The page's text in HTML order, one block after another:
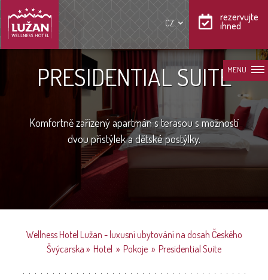
CZ
rezervujte
ihned
MENU
PRESIDENTIAL SUITE
Komfortně zařízený apartmán s terasou s možností
dvou přistýlek a dětské postýlky.
Wellness Hotel Lužan - luxusní ubytování na dosah Českého
Švýcarska » Hotel » Pokoje » Presidential Suite